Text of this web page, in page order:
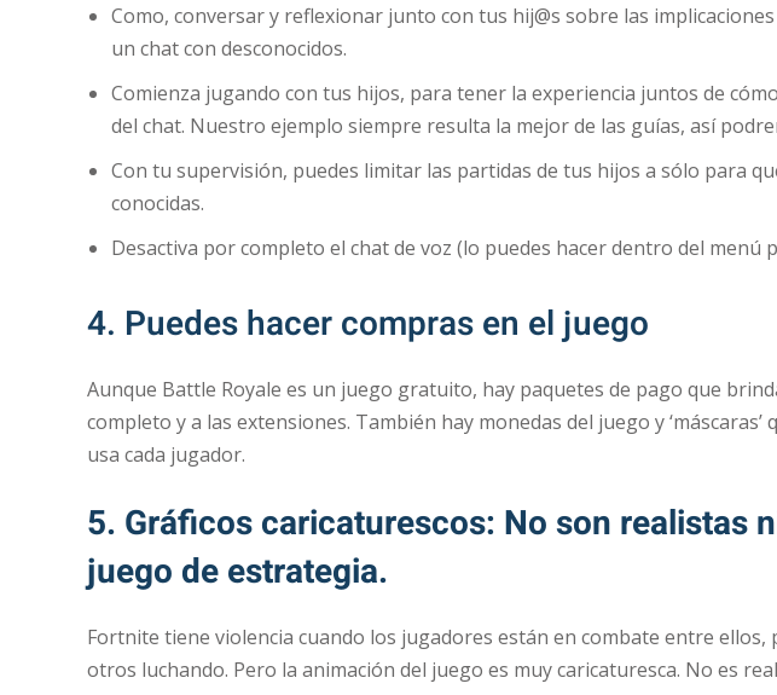
Como, conversar y reflexionar junto con tus hij@s sobre las
un chat con desconocidos.
Comienza jugando con tus hijos, para tener la experiencia juntos de
del chat. Nuestro ejemplo siempre resulta la mejor de las guías, así
Con tu supervisión, puedes limitar las partidas de tus hijos a sólo para
conocidas.
Desactiva por completo el chat de voz (lo puedes hacer dentro del menú
4. Puedes hacer compras en el juego
Aunque Battle Royale es un juego gratuito, hay paquetes de pago que
completo y a las extensiones. También hay monedas del juego y
usa cada jugador.
5. Gráficos caricaturescos: No son realistas
juego de estrategia.
Fortnite tiene violencia cuando los jugadores están en combate entre
otros luchando. Pero la animación del juego es muy caricaturesca. No es